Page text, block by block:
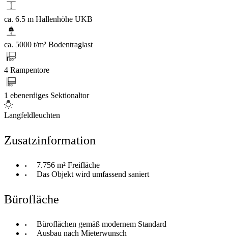
ca. 6.5 m Hallenhöhe UKB
ca. 5000 t/m² Bodentraglast
4 Rampentore
1 ebenerdiges Sektionaltor
Langfeldleuchten
Zusatzinformation
7.756 m² Freifläche
Das Objekt wird umfassend saniert
Bürofläche
Büroflächen gemäß modernem Standard
Ausbau nach Mieterwunsch